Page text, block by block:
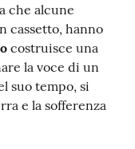
che alcune
cassetto, hanno
costruisce una
la voce di un
suo tempo, si
e la sofferenza